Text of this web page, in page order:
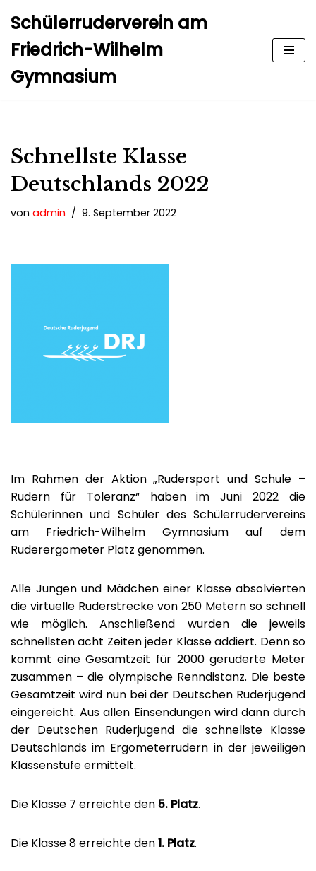
Zum
Inhalt
springen
Schülerruderverein am
Friedrich-Wilhelm
Gymnasium
Schnellste Klasse
Deutschlands 2022
von admin 9. September 2022
Im Rahmen der Aktion „Rudersport und Schule –
Rudern für Toleranz“ haben im Juni 2022 die
Schülerinnen und Schüler des Schülerrudervereins
am Friedrich-Wilhelm Gymnasium auf dem
Ruderergometer Platz genommen.
Alle Jungen und Mädchen einer Klasse absolvierten
die virtuelle Ruderstrecke von 250 Metern so schnell
wie möglich. Anschließend wurden die jeweils
schnellsten acht Zeiten jeder Klasse addiert. Denn so
kommt eine Gesamtzeit für 2000 geruderte Meter
zusammen – die olympische Renndistanz. Die beste
Gesamtzeit wird nun bei der Deutschen Ruderjugend
eingereicht. Aus allen Einsendungen wird dann durch
der Deutschen Ruderjugend die schnellste Klasse
Deutschlands im Ergometerrudern in der jeweiligen
Klassenstufe ermittelt.
Die Klasse 7 erreichte den5. Platz.
Die Klasse 8 erreichte den1. Platz.